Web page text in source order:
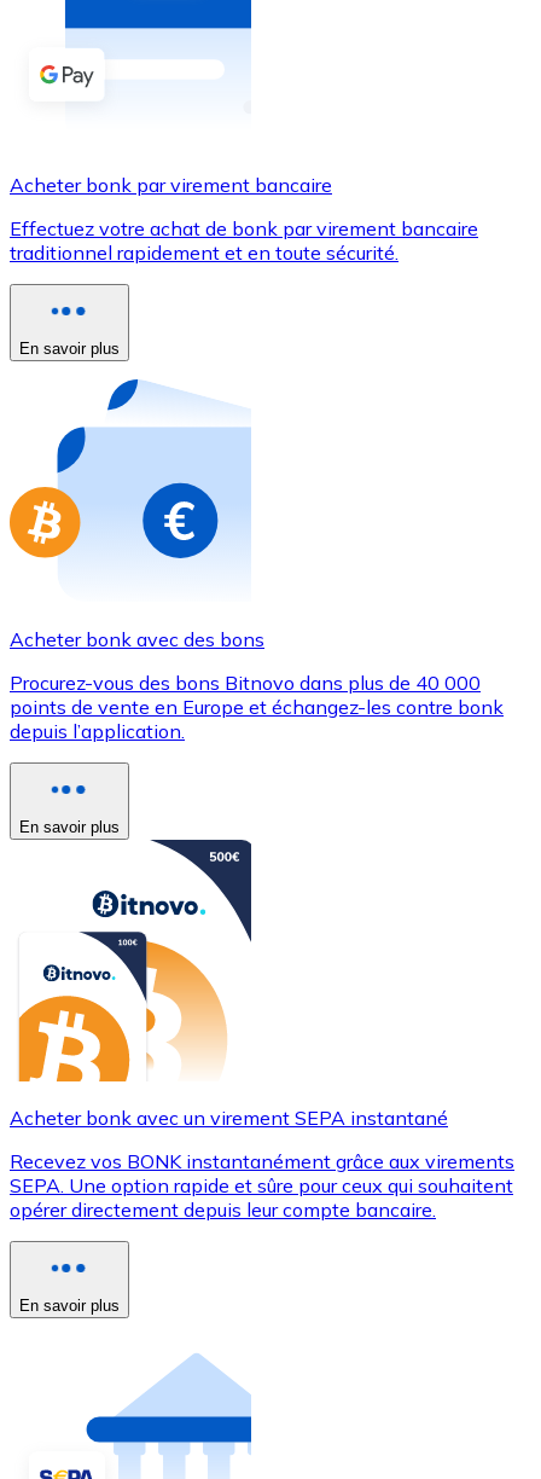
Acheter avec espèces
Virement SEPA
Utilisez les cartes Visa et Mastercard pour acheter
Acheter avec carte
Nouveau
Achetez des cartes-cadeaux de vos marques
Aller à la boutique de cartes-cadeaux
Acheter bonk par virement bancaire
Effectuez votre achat de bonk par virement bancaire
traditionnel rapidement et en toute sécurité.
En savoir plus
Acheter bonk avec des bons
Procurez-vous des bons Bitnovo dans plus de 40 000
points de vente en Europe et échangez-les contre bonk
depuis l’application.
En savoir plus
Acheter bonk avec un virement SEPA instantané
Recevez vos BONK instantanément grâce aux virements
SEPA. Une option rapide et sûre pour ceux qui souhaitent
opérer directement depuis leur compte bancaire.
En savoir plus